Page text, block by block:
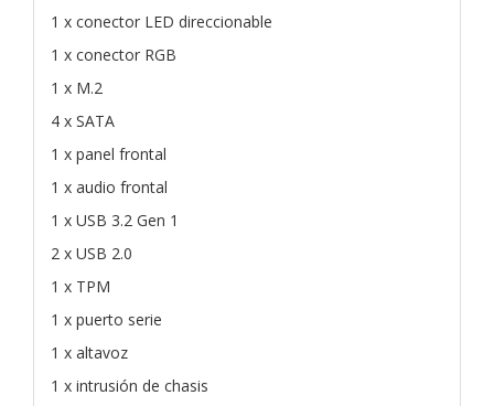
1 x conector LED direccionable
1 x conector RGB
1 x M.2
4 x SATA
1 x panel frontal
1 x audio frontal
1 x USB 3.2 Gen 1
2 x USB 2.0
1 x TPM
1 x puerto serie
1 x altavoz
1 x intrusión de chasis